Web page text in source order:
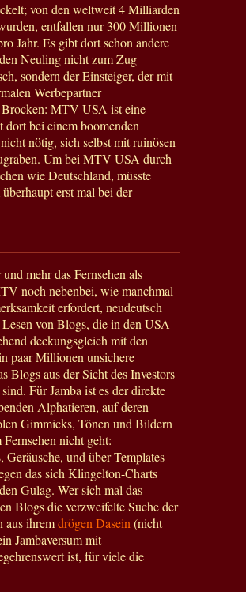
von den weltweit 4 Milliarden
entfallen nur 300 Millionen
Jahr. Es gibt dort schon andere
Neuling nicht zum Zug
sondern der Einsteiger, der mit
Werbepartner
Brocken: MTV USA ist eine
dort bei einem boomenden
nötig, sich selbst mit ruinösen
Um bei MTV USA durch
wie Deutschland, müsste
erst mal bei der
mehr das Fernsehen als
noch nebenbei, wie manchmal
erfordert, neudeutsch
von Blogs, die in den USA
deckungsgleich mit den
paar Millionen unsichere
Blogs aus der Sicht des Investors
Für Jamba ist es der direkte
Alphatieren, auf deren
Gimmicks, Tönen und Bildern
nicht geht:
und über Templates
das sich Klingelton-Charts
Gulag. Wer sich mal das
Blogs die verzweifelte Suche der
aus ihremdrögen Dasein (nicht
Jambaversum mit
ist, für viele die